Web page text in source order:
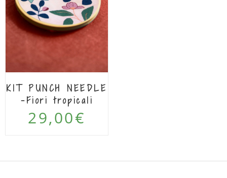
KIT PUNCH NEEDLE
-Fiori tropicali
29,00€